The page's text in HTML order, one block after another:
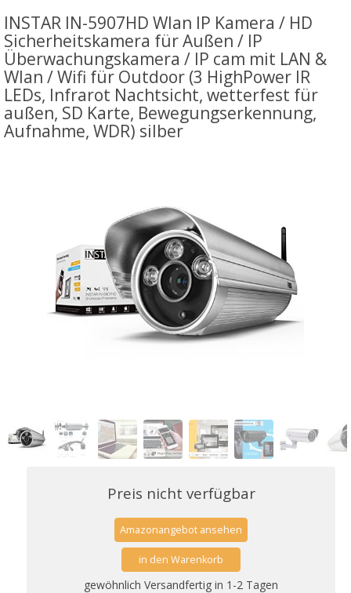
INSTAR IN-5907HD Wlan IP Kamera / HD
Sicherheitskamera für Außen / IP
Überwachungskamera / IP cam mit LAN &
Wlan / Wifi für Outdoor (3 HighPower IR
LEDs, Infrarot Nachtsicht, wetterfest für
außen, SD Karte, Bewegungserkennung,
Aufnahme, WDR) silber
Preis nicht verfügbar
Amazonangebot ansehen
in den Warenkorb
gewöhnlich Versandfertig in 1-2 Tagen